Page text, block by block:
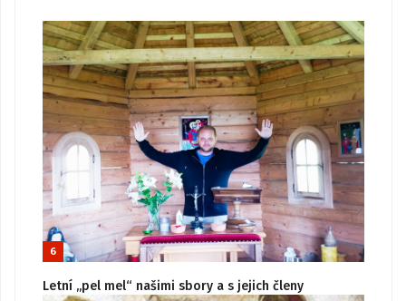
6
Letní „pel mel“ našimi sbory a s jejich členy